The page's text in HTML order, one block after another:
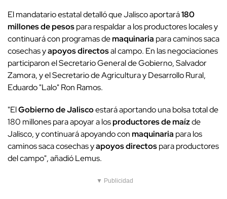
El mandatario estatal detalló que Jalisco aportará180
millones de pesospara respaldar a los productores locales y
continuará con programas demaquinaria para caminos saca
cosechas yapoyos directosal campo. En las negociaciones
participaron el Secretario General de Gobierno, Salvador
Zamora, y el Secretario de Agricultura y Desarrollo Rural,
Eduardo "Lalo" Ron Ramos.
"ElGobierno de Jaliscoestará aportando una bolsa total de
180 millones para apoyar a losproductores de maízde
Jalisco, y continuará apoyando conmaquinaria para los
caminos saca cosechas yapoyos directospara productores
del campo", añadió Lemus.
▼ Publicidad